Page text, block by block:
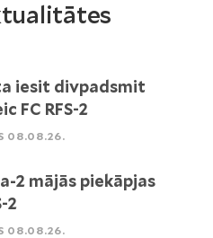
iesit divpadsmit
FC RFS-2
08.08.26.
2 mājās piekāpjas
2
08.08.26.